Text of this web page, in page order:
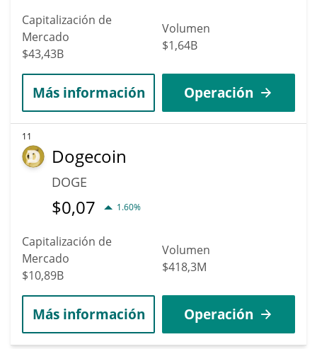
Capitalización de
Mercado
$43,43B
Volumen
$1,64B
Más información Operación
11
Dogecoin
DOGE
$0,07 1.60%
Capitalización de
Mercado
$10,89B
Volumen
$418,3M
Más información Operación